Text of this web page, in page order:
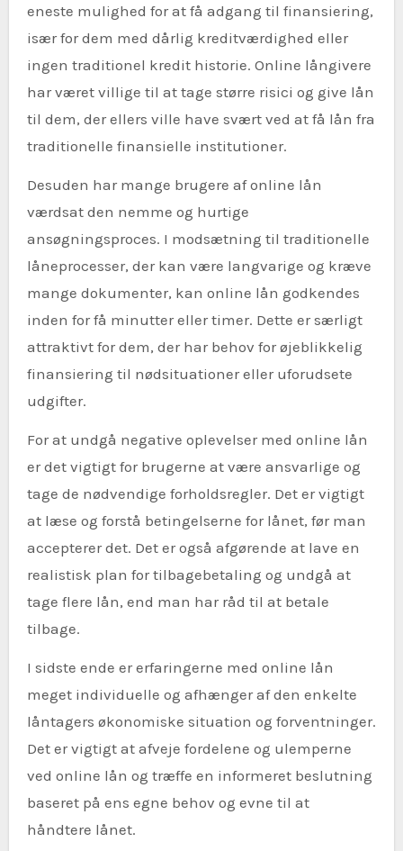
eneste mulighed for at få adgang til finansiering,
især for dem med dårlig kreditværdighed eller
ingen traditionel kredit historie. Online långivere
har været villige til at tage større risici og give lån
til dem, der ellers ville have svært ved at få lån fra
traditionelle finansielle institutioner.
Desuden har mange brugere af online lån
værdsat den nemme og hurtige
ansøgningsproces. I modsætning til traditionelle
låneprocesser, der kan være langvarige og kræve
mange dokumenter, kan online lån godkendes
inden for få minutter eller timer. Dette er særligt
attraktivt for dem, der har behov for øjeblikkelig
finansiering til nødsituationer eller uforudsete
udgifter.
For at undgå negative oplevelser med online lån
er det vigtigt for brugerne at være ansvarlige og
tage de nødvendige forholdsregler. Det er vigtigt
at læse og forstå betingelserne for lånet, før man
accepterer det. Det er også afgørende at lave en
realistisk plan for tilbagebetaling og undgå at
tage flere lån, end man har råd til at betale
tilbage.
I sidste ende er erfaringerne med online lån
meget individuelle og afhænger af den enkelte
låntagers økonomiske situation og forventninger.
Det er vigtigt at afveje fordelene og ulemperne
ved online lån og træffe en informeret beslutning
baseret på ens egne behov og evne til at
håndtere lånet.